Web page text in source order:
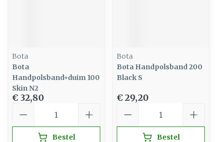
Bota
Bota
Handpolsband+duim 100
Skin N2
€ 32,80
Bestel
Bota
Bota Handpolsband 200
Black S
€ 29,20
Bestel